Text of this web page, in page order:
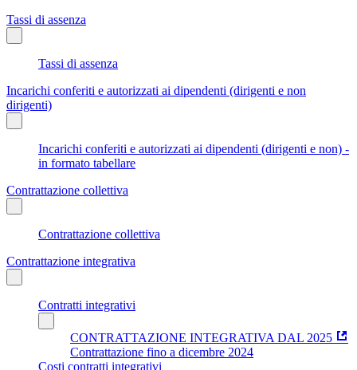
Tassi di assenza
Tassi di assenza
Incarichi conferiti e autorizzati ai dipendenti (dirigenti e non
dirigenti)
Incarichi conferiti e autorizzati ai dipendenti (dirigenti e non) -
in formato tabellare
Contrattazione collettiva
Contrattazione collettiva
Contrattazione integrativa
Contratti integrativi
CONTRATTAZIONE INTEGRATIVA DAL 2025
Contrattazione fino a dicembre 2024
Costi contratti integrativi